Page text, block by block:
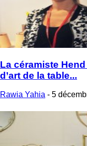
La céramiste
d’art de la table...
Rawia Yahia - 5